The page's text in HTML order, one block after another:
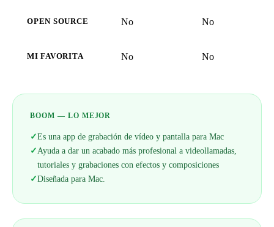
OPEN SOURCE No No
MI FAVORITA No No
BOOM — LO MEJOR
✓Es una app de grabación de vídeo y pantalla para Mac
✓Ayuda a dar un acabado más profesional a videollamadas,
tutoriales y grabaciones con efectos y composiciones
✓Diseñada para Mac.